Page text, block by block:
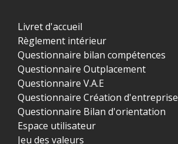
Livret d'accueil
Règlement intérieur
Questionnaire bilan compétences
Questionnaire Outplacement
Questionnaire V.A.E
Questionnaire Création d'entreprise
Questionnaire Bilan d'orientation
Espace utilisateur
Jeu des valeurs